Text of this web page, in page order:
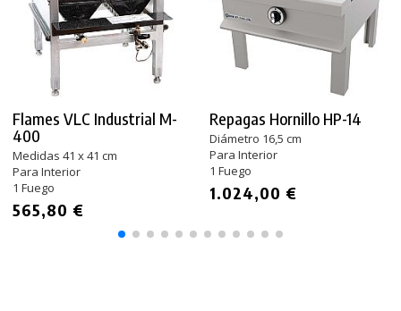
Flames VLC Industrial M-
400
Medidas 41 x 41 cm
Para Interior
1 Fuego
565,80 €
Repagas Hornillo HP-14
Diámetro 16,5 cm
Para Interior
1 Fuego
1.024,00 €